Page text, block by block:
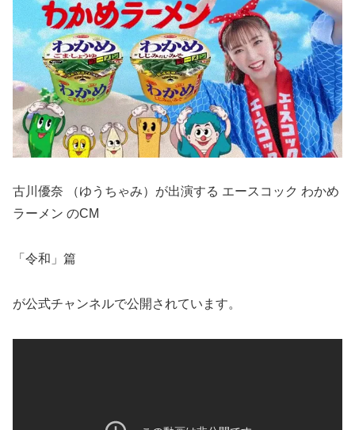
古川優奈 （ゆうちゃみ）が出演する エースコック わかめ
ラーメン のCM
「令和」篇
が公式チャンネルで公開されています。